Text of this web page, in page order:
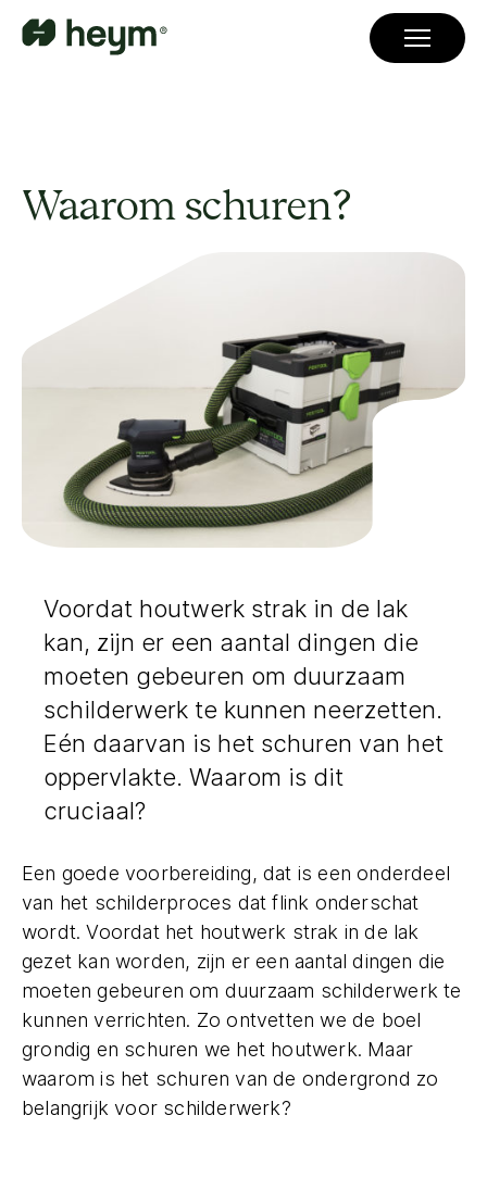
Waarom schuren?
Voordat houtwerk strak in de lak
kan, zijn er een aantal dingen die
moeten gebeuren om duurzaam
schilderwerk te kunnen neerzetten.
Eén daarvan is het schuren van het
oppervlakte. Waarom is dit
cruciaal?
Een goede voorbereiding, dat is een onderdeel
van het schilderproces dat flink onderschat
wordt. Voordat het houtwerk strak in de lak
gezet kan worden, zijn er een aantal dingen die
moeten gebeuren om duurzaam schilderwerk te
kunnen verrichten. Zo ontvetten we de boel
grondig en schuren we het houtwerk. Maar
waarom is het schuren van de ondergrond zo
belangrijk voor schilderwerk?